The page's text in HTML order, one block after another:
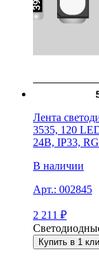
Лента
3535, 120
24В, IP33,
В наличии
Арт.: 002845
2 211 ₽
Купить в 1